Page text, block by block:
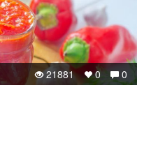
0
0
21881